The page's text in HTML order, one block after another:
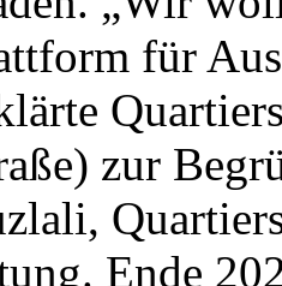
für
zur
Ende